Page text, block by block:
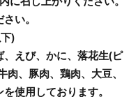
い。
)
えび、かに、落花生(ピ
、豚肉、鶏肉、大豆、
使用しております。